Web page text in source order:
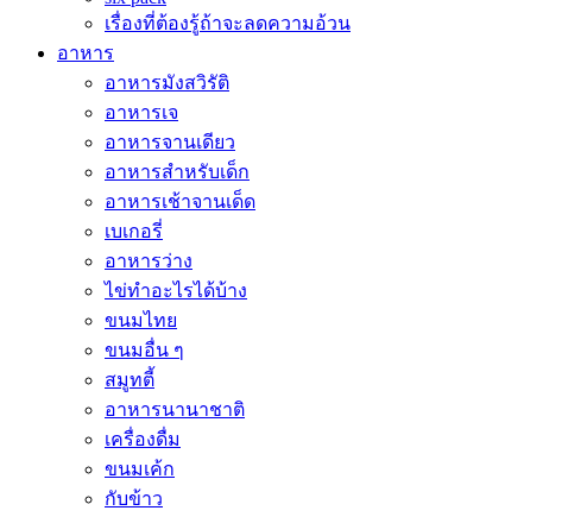
เรื่องที่ต้องรู้ถ้าจะลดความอ้วน
อาหาร
อาหารมังสวิรัติ
อาหารเจ
อาหารจานเดียว
อาหารสำหรับเด็ก
อาหารเช้าจานเด็ด
เบเกอรี่
อาหารว่าง
ไข่ทำอะไรได้บ้าง
ขนมไทย
ขนมอื่น ๆ
สมูทตี้
อาหารนานาชาติ
เครื่องดื่ม
ขนมเค้ก
กับข้าว